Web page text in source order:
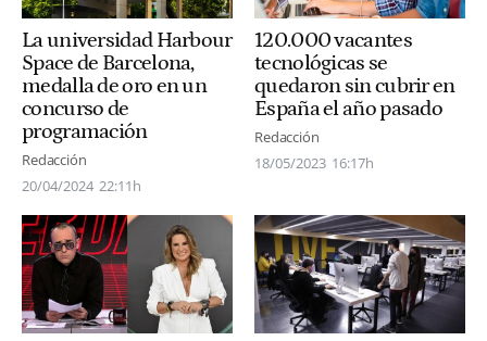
La universidad Harbour
Space de Barcelona,
medalla de oro en un
concurso de
programación
Redacción
20/04/2024 22:11h
120.000 vacantes
tecnológicas se
quedaron sin cubrir en
España el año pasado
Redacción
18/05/2023 16:17h